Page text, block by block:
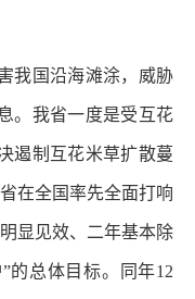
国沿海滩涂，威胁
。我省一度是受互花
遏制互花米草扩散蔓
在全国率先全面打响
显见效、二年基本除
的总体目标。同年12